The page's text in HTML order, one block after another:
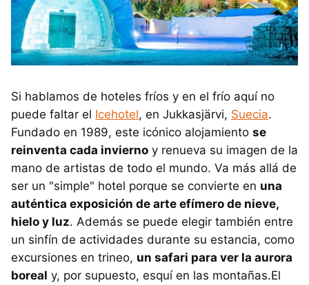
Si hablamos de hoteles fríos y en el frío aquí no
puede faltar el Icehotel, en Jukkasjärvi, Suecia.
Fundado en 1989, este icónico alojamiento se
reinventa cada invierno y renueva su imagen de la
mano de artistas de todo el mundo. Va más allá de
ser un "simple" hotel porque se convierte en una
auténtica exposición de arte efímero de nieve,
hielo y luz. Además se puede elegir también entre
un sinfín de actividades durante su estancia, como
excursiones en trineo, un safari para ver la aurora
boreal y, por supuesto, esquí en las montañas.El